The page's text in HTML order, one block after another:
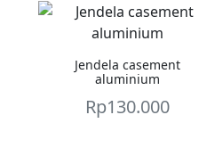
Jendela casement
aluminium
Rp130.000